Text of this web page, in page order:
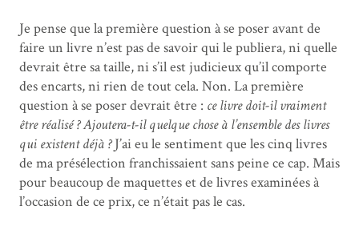
Je pense que la première question à se poser avant de
faire un livre n’est pas de savoir qui le publiera, ni quelle
devrait être sa taille, ni s’il est judicieux qu’il comporte
des encarts, ni rien de tout cela. Non. La première
question à se poser devrait être : ce livre doit-il vraiment
être réalisé ? Ajoutera-t-il quelque chose à l’ensemble des livres
qui existent déjà ?J’ai eu le sentiment que les cinq livres
de ma présélection franchissaient sans peine ce cap. Mais
pour beaucoup de maquettes et de livres examinées à
l’occasion de ce prix, ce n’était pas le cas.